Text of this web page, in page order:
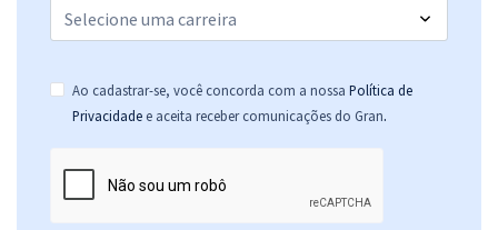
Ao cadastrar-se, você concorda com a nossa Política de
Privacidade e aceita receber comunicações do Gran.